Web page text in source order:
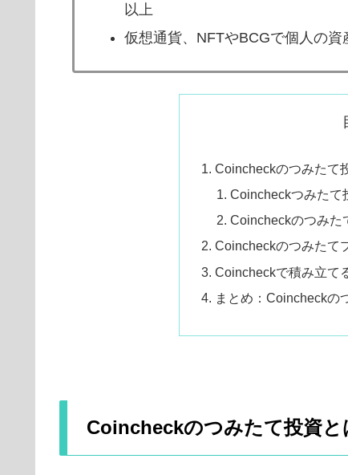
以上
仮想通貨、NFTやBCGで個人の資
Coincheckのつみたて
Coincheckつみたて
Coincheckのつみた
Coincheckのつみたて
Coincheckで積み立て
まとめ：Coincheckの
Coincheckのつみたて投資と